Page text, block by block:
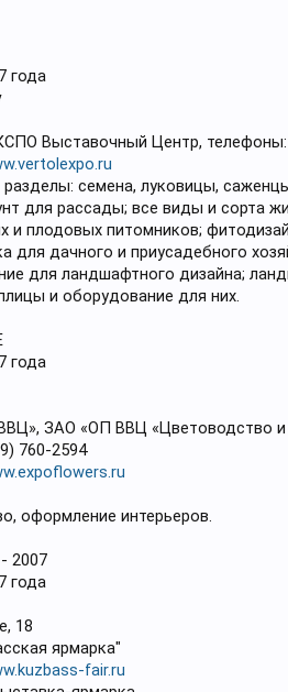
года
Выставочный Центр, телефоны:
семена, луковицы,
для рассады; все виды и сорта
и плодовых питомников;
для дачного и приусадебного
для ландшафтного дизайна;
и оборудование для них.
года
ЗАО «ОП ВВЦ «Цветоводство и
760-2594
оформление интерьеров.
2007
года
18
ярмарка"
fair.ru